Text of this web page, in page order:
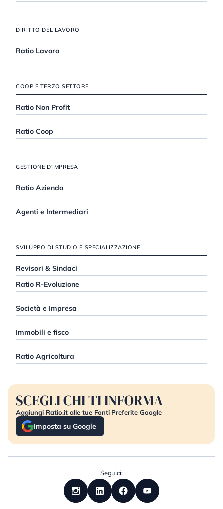
DIRITTO DEL LAVORO
Ratio Lavoro
COOP E TERZO SETTORE
Ratio Non Profit
Ratio Coop
GESTIONE D'IMPRESA
Ratio Azienda
Agenti e Intermediari
SVILUPPO DI STUDIO E SPECIALIZZAZIONE
Revisori & Sindaci
Ratio R-Evoluzione
Società e Impresa
Immobili e fisco
Ratio Agricoltura
SCEGLI CHI TI INFORMA
Aggiungi Ratio.it alle tue Fonti Preferite Google
Imposta su Google
Seguici: